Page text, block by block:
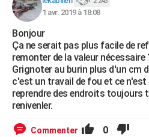
1 avr. 2019 à 18:08
Bonjour
Ça ne serait pas plus facile de
remonter de la valeur nécessaire
Grignoter au burin plus d'un cm
c'est un travail de fou et ce
reprendre des endroits toujours
renivenler.
Commenter 0